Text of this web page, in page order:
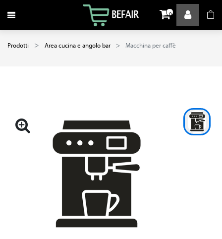
Attiva / disattiva la navigazione 0
Prodotti Area cucina e angolo bar Macchina per caffè